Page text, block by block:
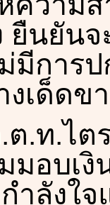
ยืนยัน
มีการ
งเด็ดข
.ท.ไต
มอบเ
ำลังใ